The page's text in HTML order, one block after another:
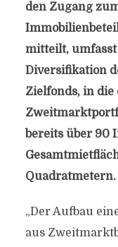
den Zugang
mitteilt,
Diversifikation
Zielfonds, in die
bereits über 90
Quadratmetern.
„Der Aufbau
aus